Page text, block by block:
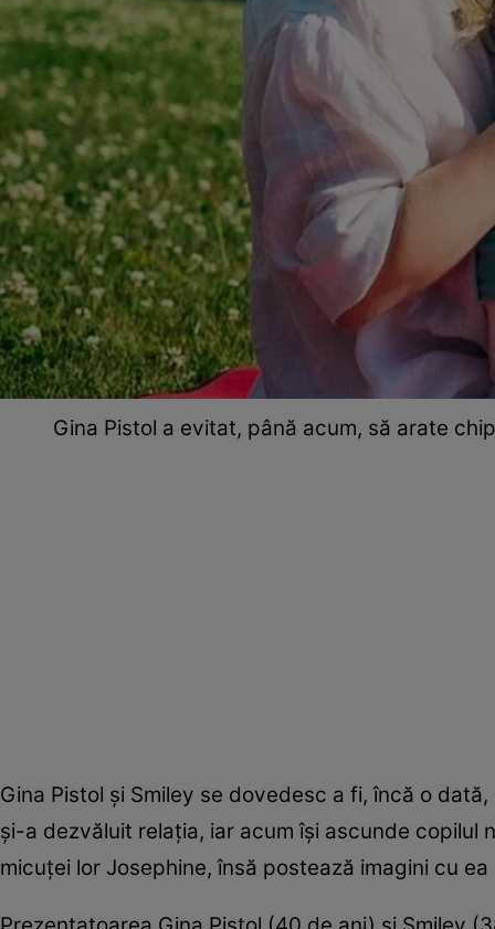
Gina Pistol a evitat, până acum, să arate
Gina Pistol și Smiley se dovedesc a fi, încă o
și-a dezvăluit relația, iar acum își ascunde copilul
micuței lor Josephine, însă postează imagini cu